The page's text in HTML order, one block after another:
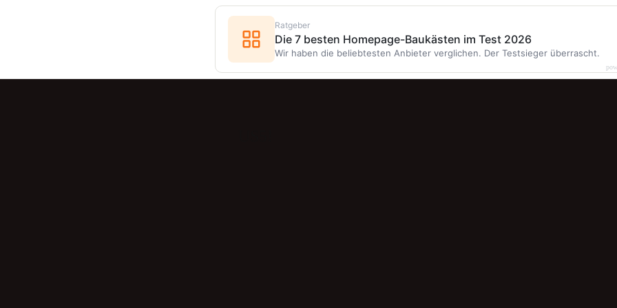
Ratgeber
Die 7 besten Homepage-Baukästen im Test 2026
Wir haben die beliebtesten Anbieter verglichen. Der Testsieger überrascht.